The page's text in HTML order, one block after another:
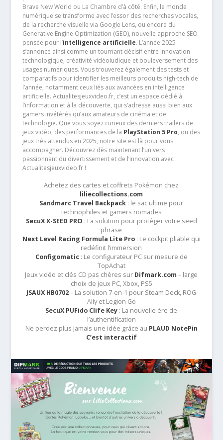
Brave New World ou La Chambre d’à côté. Enfin, le monde
numérique se transforme avec l’essor des recherches vocales,
de la recherche visuelle via Google Lens, ou encore du
Generative Engine Optimization (GEO), nouvelle approche SEO
pensée pour l’intelligence artificielle. L’année 2025
s’annonce ainsi comme un tournant décisif entre innovation
technologique, créativité vidéoludique et bouleversement des
usages numériques. Vous trouverez également des tests et
comparatifs pour identifier les meilleurs produits high-tech de
l’année, notamment ceux liés aux avancées en intelligence
artificielle. Actualitesjeuxvideo.fr, c’est un espace dédié à
l’information et à la découverte, qui s’adresse aussi bien aux
gamers invétérés qu’aux amateurs de cinéma et de
technologie. Que vous soyez curieux des derniers trailers de
jeux vidéo, des performances de la PlayStation 5 Pro, ou des
jeux très attendus en 2025, notre site est là pour vous
accompagner. Découvrez dès maintenant l’univers
passionnant du divertissement et de l’innovation avec
Actualitesjeuxvideo.fr !
Achetez des cartes et coffrets Pokémon chez
liliecollections.com
Sandmarc Travel Backpack : le sac ultime pour
technophiles et gamers nomades
SecuX X-SEED PRO : La solution pour protéger votre seed
phrase
Next Level Racing Formula Lite Pro: Le cockpit pliable qui
redéfinit l’immersion
Configomatic: Le configurateur PC sur mesure de
TopAchat
Jeux vidéo et clés CD pas chères sur Difmark.com – large
choix de jeux PC, Xbox, PS5
JSAUX HB0702– La solution 7-en-1 pour Steam Deck, ROG
Ally et Legion Go
SecuX PUFido Clife Key : La nouvelle ère de
l’authentification
Ne perdez plus jamais une idée grâce au PLAUD NotePin
C’est interactif